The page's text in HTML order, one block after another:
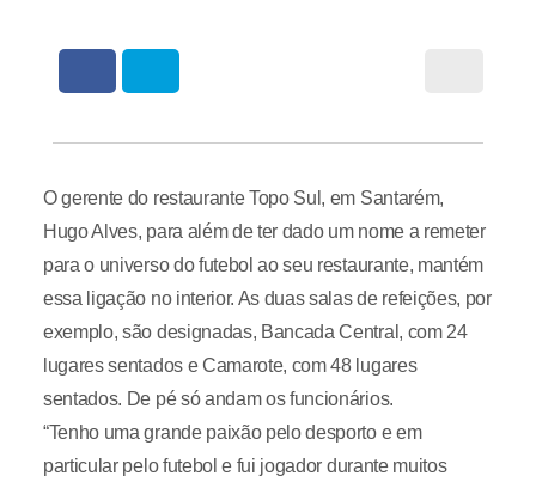
O gerente do restaurante Topo Sul, em Santarém,
Hugo Alves, para além de ter dado um nome a remeter
para o universo do futebol ao seu restaurante, mantém
essa ligação no interior. As duas salas de refeições, por
exemplo, são designadas, Bancada Central, com 24
lugares sentados e Camarote, com 48 lugares
sentados. De pé só andam os funcionários.
“Tenho uma grande paixão pelo desporto e em
particular pelo futebol e fui jogador durante muitos